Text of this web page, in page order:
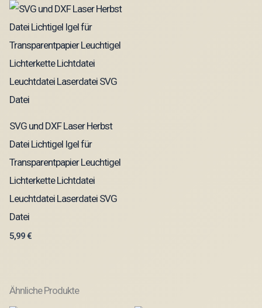
SVG und DXF Laser Herbst
Datei Lichtigel Igel für
Transparentpapier Leuchtigel
Lichterkette Lichtdatei
Leuchtdatei Laserdatei SVG
Datei
5,99€
Ähnliche Produkte